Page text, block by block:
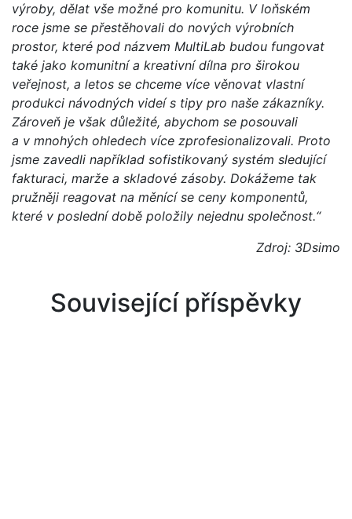
výroby, dělat vše možné pro komunitu. V loňském
roce jsme se přestěhovali do nových výrobních
prostor, které pod názvem MultiLab budou fungovat
také jako komunitní a kreativní dílna pro širokou
veřejnost, a letos se chceme více věnovat vlastní
produkci návodných videí s tipy pro naše zákazníky.
Zároveň je však důležité, abychom se posouvali
a v mnohých ohledech více zprofesionalizovali. Proto
jsme zavedli například sofistikovaný systém sledující
fakturaci, marže a skladové zásoby. Dokážeme tak
pružněji reagovat na měnící se ceny komponentů,
které v poslední době položily nejednu společnost.“
Zdroj: 3Dsimo
Související příspěvky